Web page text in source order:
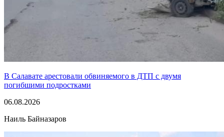
В Салавате арестовали обвиняемого в ДТП с двумя
погибшими подростками
06.08.2026
Наиль Байназаров